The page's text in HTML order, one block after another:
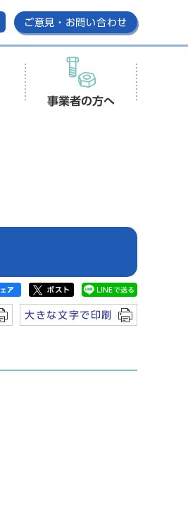
ご意見・お問い合わせ
事業者の方へ
大きな文字で印刷